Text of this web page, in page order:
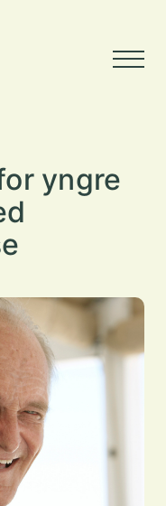
yngre